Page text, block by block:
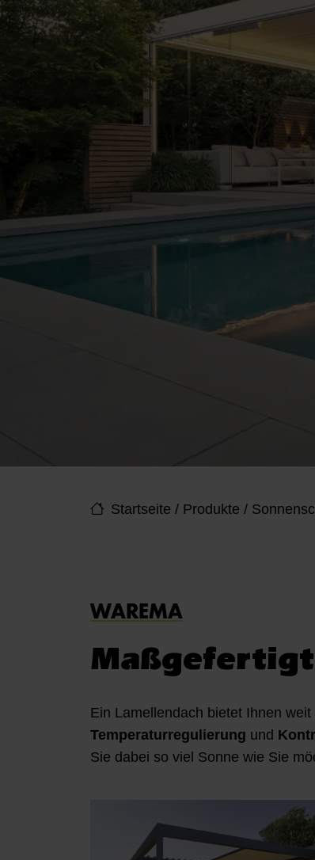
Startseite / Produkte /
WAREMA
Ein Lamellendach bietet Ihnen weit
Temperaturregulierung und
Sie dabei so viel Sonne wie Sie